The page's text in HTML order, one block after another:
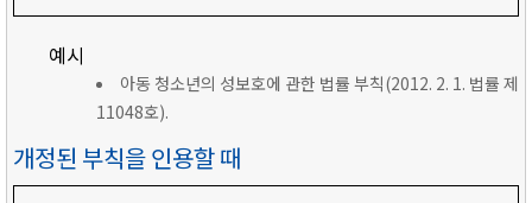
예시
아동 청소년의 성보호에 관한 법률 부칙(2012. 2. 1. 법률 제
11048호).
개정된 부칙을 인용할 때